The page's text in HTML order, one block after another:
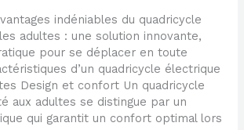
indéniables du quadricycle
adultes : une solution innovante,
pour se déplacer en toute
d’un quadricycle électrique
Design et confort Un quadricycle
aux adultes se distingue par un
qui garantit un confort optimal lors